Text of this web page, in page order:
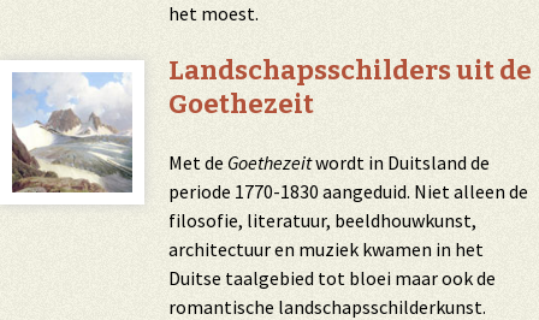
het moest.
Landschapsschilders uit de
Goethezeit
Met deGoethezeitwordt in Duitsland de
periode 1770-1830 aangeduid. Niet alleen de
filosofie, literatuur, beeldhouwkunst,
architectuur en muziek kwamen in het
Duitse taalgebied tot bloei maar ook de
romantische landschapsschilderkunst.